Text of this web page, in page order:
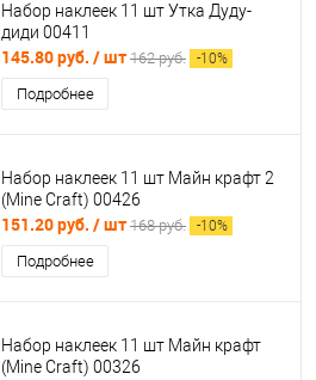
Набор наклеек 11 шт Утка Дуду-
диди 00411
145.80 руб. / шт 162 руб. -10%
Подробнее
Набор наклеек 11 шт Майн крафт 2
(Mine Craft) 00426
151.20 руб. / шт 168 руб. -10%
Подробнее
Набор наклеек 11 шт Майн крафт
(Mine Craft) 00326